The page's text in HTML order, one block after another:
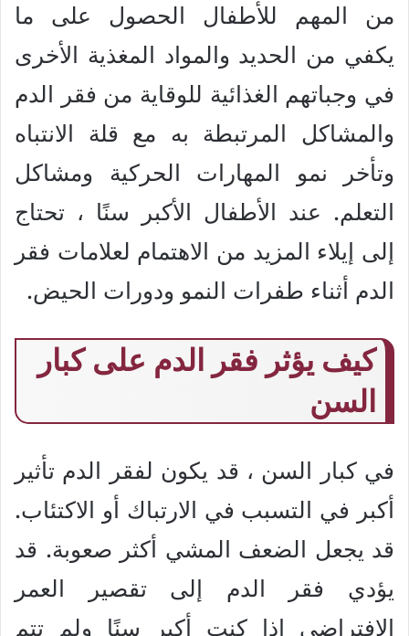
من المهم للأطفال الحصول على ما
يكفي من الحديد والمواد المغذية الأخرى
في وجباتهم الغذائية للوقاية من فقر الدم
والمشاكل المرتبطة به مع قلة الانتباه
وتأخر نمو المهارات الحركية ومشاكل
التعلم. عند الأطفال الأكبر سنًا ، تحتاج
إلى إيلاء المزيد من الاهتمام لعلامات فقر
الدم أثناء طفرات النمو ودورات الحيض.
كيف يؤثر فقر الدم على كبار
السن
في كبار السن ، قد يكون لفقر الدم تأثير
أكبر في التسبب في الارتباك أو الاكتئاب.
قد يجعل الضعف المشي أكثر صعوبة. قد
يؤدي فقر الدم إلى تقصير العمر
الافتراضي إذا كنت أكبر سنًا ولم تتم